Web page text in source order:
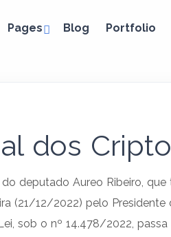
Pages Blog Portfolio
dos
deputado Aureo Ribeiro,
(21/12/2022) pelo
sob o nº 14.478/2022,